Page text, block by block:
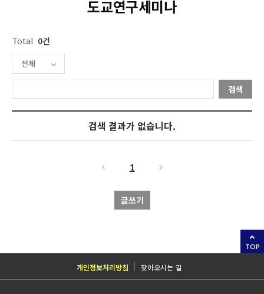
도교연구세미나
Total 0건
전체
검색
검색 결과가 없습니다.
1
글쓰기
TOP
개인정보처리방침 찾아오시는 길